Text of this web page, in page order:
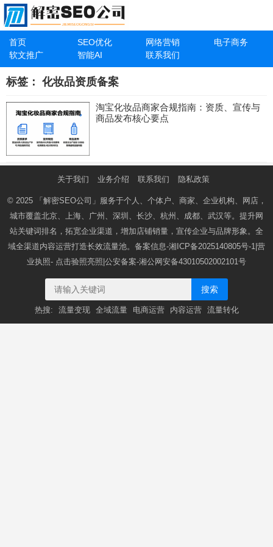
首页 SEO优化 网络营销
电子商务
软文推广
智能AI 联系我们
标签： 化妆品资质备案
淘宝化妆品商家合规指南：资质、宣传与
商品发布核心要点
关于我们 业务介绍 联系我们 隐私政策
© 2025 「解密SEO公司」 服务于个人、个体户、商家、企业机构、网店，
城市覆盖北京、上海、广州、深圳、长沙、杭州、成都、武汉等。提升网
站关键词排名，拓宽企业渠道，增加店铺销量，宣传企业与品牌形象。全
域全渠道内容运营打造长效流量池。备案信息-湘ICP备2025140805号-1 |营
业执照- 点击验照亮照 |公安备案-湘公网安备43010502002101号
搜索
热搜: 流量变现 全域流量 电商运营 内容运营 流量转化